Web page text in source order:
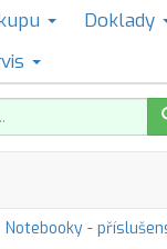
Doklady
Notebooky -